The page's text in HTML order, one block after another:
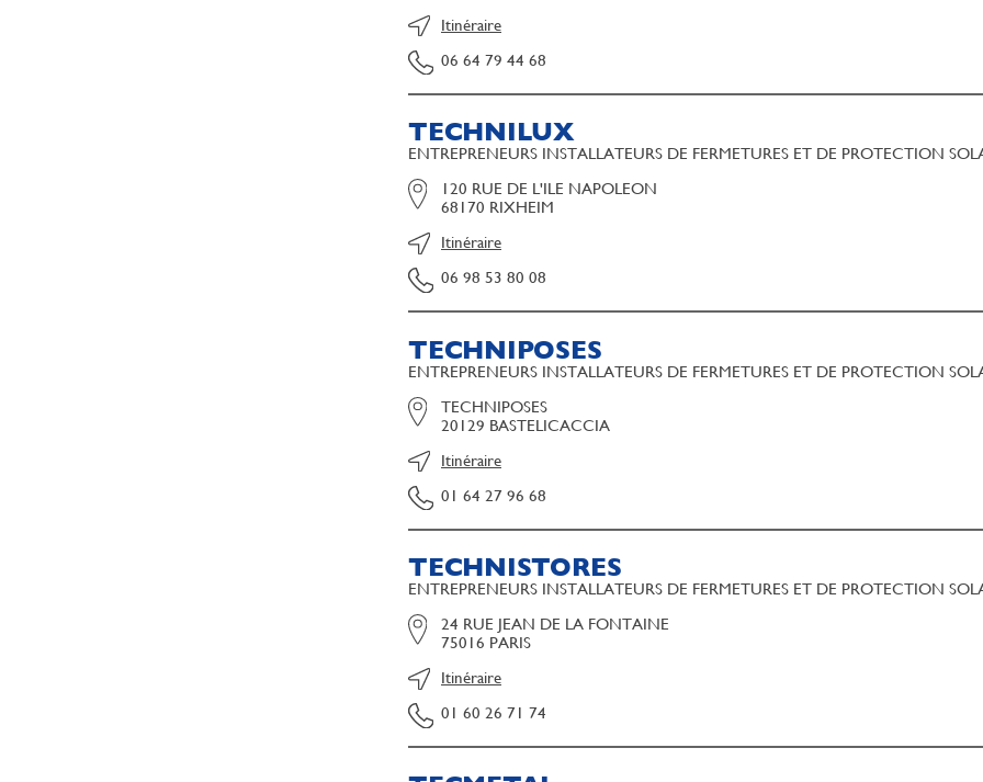
Itinéraire
06 64 79 44 68
TECHNILUX
ENTREPRENEURS INSTALLATEURS DE FERMETURES ET DE PROTECTION
120 RUE DE L'ILE NAPOLEON
68170 RIXHEIM
Itinéraire
06 98 53 80 08
TECHNIPOSES
ENTREPRENEURS INSTALLATEURS DE FERMETURES ET DE PROTECTION
TECHNIPOSES
20129 BASTELICACCIA
Itinéraire
01 64 27 96 68
TECHNISTORES
ENTREPRENEURS INSTALLATEURS DE FERMETURES ET DE PROTECTION
24 RUE JEAN DE LA FONTAINE
75016 PARIS
Itinéraire
01 60 26 71 74